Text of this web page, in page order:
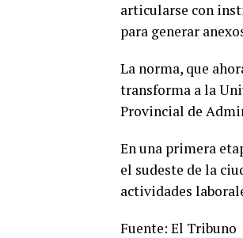
articularse con
para generar
La norma, que
transforma a la
Provincial de
En una primera
el sudeste de la
actividades
Fuente: El Tribuno